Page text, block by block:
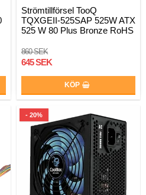
Strömtillförsel TooQ
TQXGEII-525SAP 525W ATX
525 W 80 Plus Bronze RoHS
860 SEK
645 SEK
KÖP
- 20%